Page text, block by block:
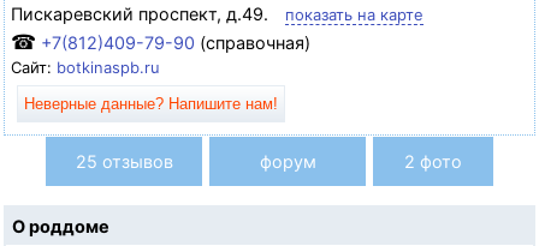
Пискаревский проспект, д.49. показать на карте
☎ +7(812)409-79-90 (справочная)
Сайт: botkinaspb.ru
Неверные данные? Напишите нам!
25 отзывов форум 2 фото
О роддоме